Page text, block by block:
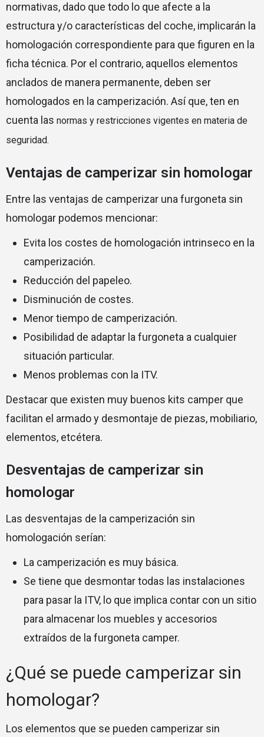
normativas, dado que todo lo que afecte a la
estructura y/o características del coche, implicarán la
homologación correspondiente para que figuren en la
ficha técnica. Por el contrario, aquellos elementos
anclados de manera permanente, deben ser
homologados en la camperización. Así que, ten en
cuenta las normas y restricciones vigentes en materia de
seguridad.
Ventajas de camperizar sin homologar
Entre las ventajas de camperizar una furgoneta sin
homologar podemos mencionar:
Evita los costes de homologación intrinseco en la
camperización.
Reducción del papeleo.
Disminución de costes.
Menor tiempo de camperización.
Posibilidad de adaptar la furgoneta a cualquier
situación particular.
Menos problemas con la ITV.
Destacar que existen muy buenos kits camper que
facilitan el armado y desmontaje de piezas, mobiliario,
elementos, etcétera.
Desventajas de camperizar sin
homologar
Las desventajas de la camperización sin
homologación serían:
La camperización es muy básica.
Se tiene que desmontar todas las instalaciones
para pasar la ITV, lo que implica contar con un sitio
para almacenar los muebles y accesorios
extraídos de la furgoneta camper.
¿Qué se puede camperizar sin
homologar?
Los elementos que se pueden camperizar sin